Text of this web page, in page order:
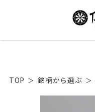
TOP 銘柄から選ぶ